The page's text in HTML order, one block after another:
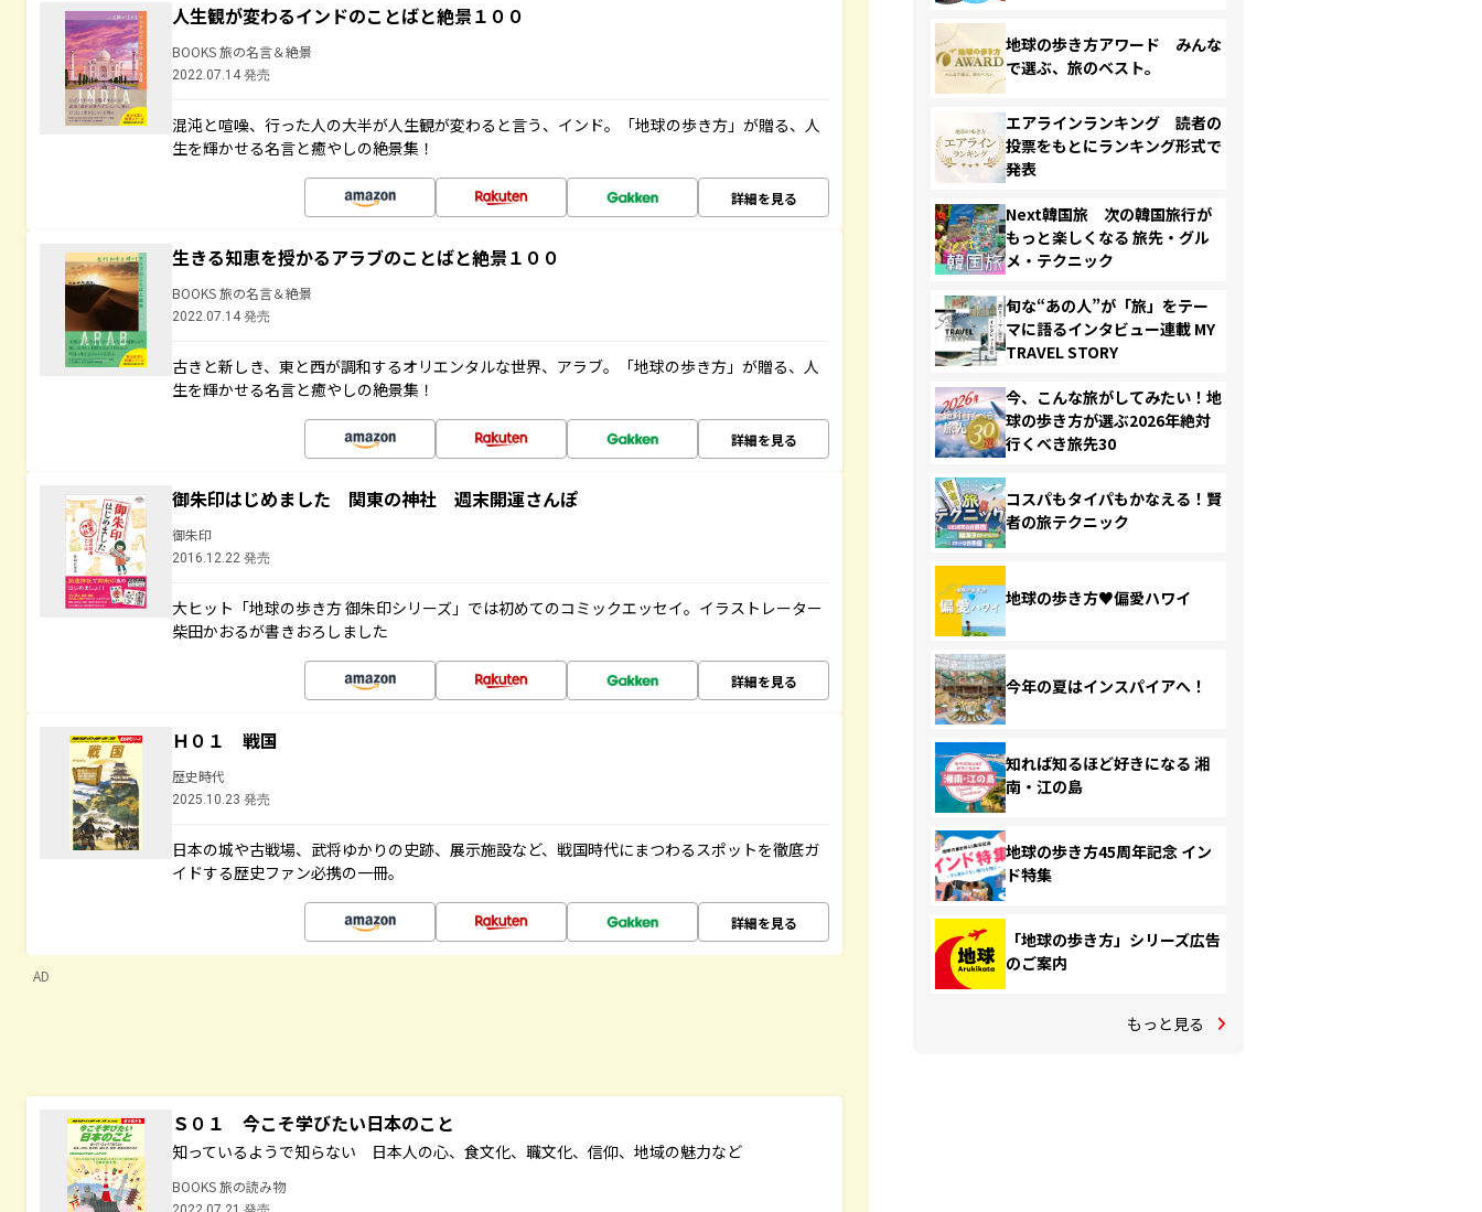
人生観が変わるインドのことばと絶景１００
BOOKS 旅の名言＆絶景
2022.07.14 発売
混沌と喧噪、行った人の大半が人生観が変わると言う、インド。「地球の歩き方」が贈る、人
生を輝かせる名言と癒やしの絶景集！
詳細を見る
生きる知恵を授かるアラブのことばと絶景１００
BOOKS 旅の名言＆絶景
2022.07.14 発売
古きと新しき、東と西が調和するオリエンタルな世界、アラブ。「地球の歩き方」が贈る、人
生を輝かせる名言と癒やしの絶景集！
詳細を見る
御朱印はじめました 関東の神社 週末開運さんぽ
御朱印
2016.12.22 発売
大ヒット「地球の歩き方 御朱印シリーズ」では初めてのコミックエッセイ。イラストレーター
柴田かおるが書きおろしました
詳細を見る
Ｈ０１ 戦国
歴史時代
2025.10.23 発売
日本の城や古戦場、武将ゆかりの史跡、展示施設など、戦国時代にまつわるスポットを徹底ガ
イドする歴史ファン必携の一冊。
詳細を見る
AD
Ｓ０１ 今こそ学びたい日本のこと
知っているようで知らない 日本人の心、食文化、職文化、信仰、地域の魅力など
BOOKS 旅の読み物
地球の歩き方アワード みんな
で選ぶ、旅のベスト。
エアラインランキング 読者の
投票をもとにランキング形式で
発表
Next韓国旅 次の韓国旅行が
もっと楽しくなる 旅先・グル
メ・テクニック
旬な“あの人”が「旅」をテー
マに語るインタビュー連載 MY
TRAVEL STORY
今、こんな旅がしてみたい！地
球の歩き方が選ぶ2026年絶対
行くべき旅先30
コスパもタイパもかなえる！賢
者の旅テクニック
地球の歩き方♥偏愛ハワイ
今年の夏はインスパイアへ！
知れば知るほど好きになる 湘
南・江の島
地球の歩き方45周年記念 イン
ド特集
「地球の歩き方」シリーズ広告
のご案内
もっと見る